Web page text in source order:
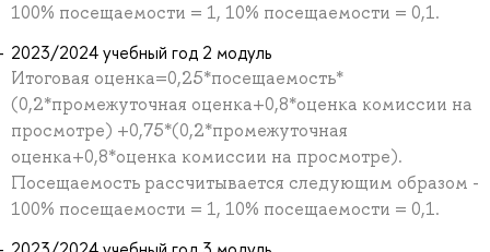
100% посещаемости = 1, 10% посещаемости = 0,1.
2023/2024 учебный год 2 модуль
Итоговая оценка=0,25*посещаемость*
(0,2*промежуточная оценка+0,8*оценка комиссии на
просмотре) +0,75*(0,2*промежуточная
оценка+0,8*оценка комиссии на просмотре).
Посещаемость рассчитывается следующим образом -
100% посещаемости = 1, 10% посещаемости = 0,1.